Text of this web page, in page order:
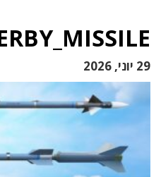
29 יוני, 2026